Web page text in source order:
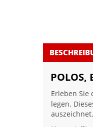
POLOS,
Erleben Sie
legen.
auszeichnet.